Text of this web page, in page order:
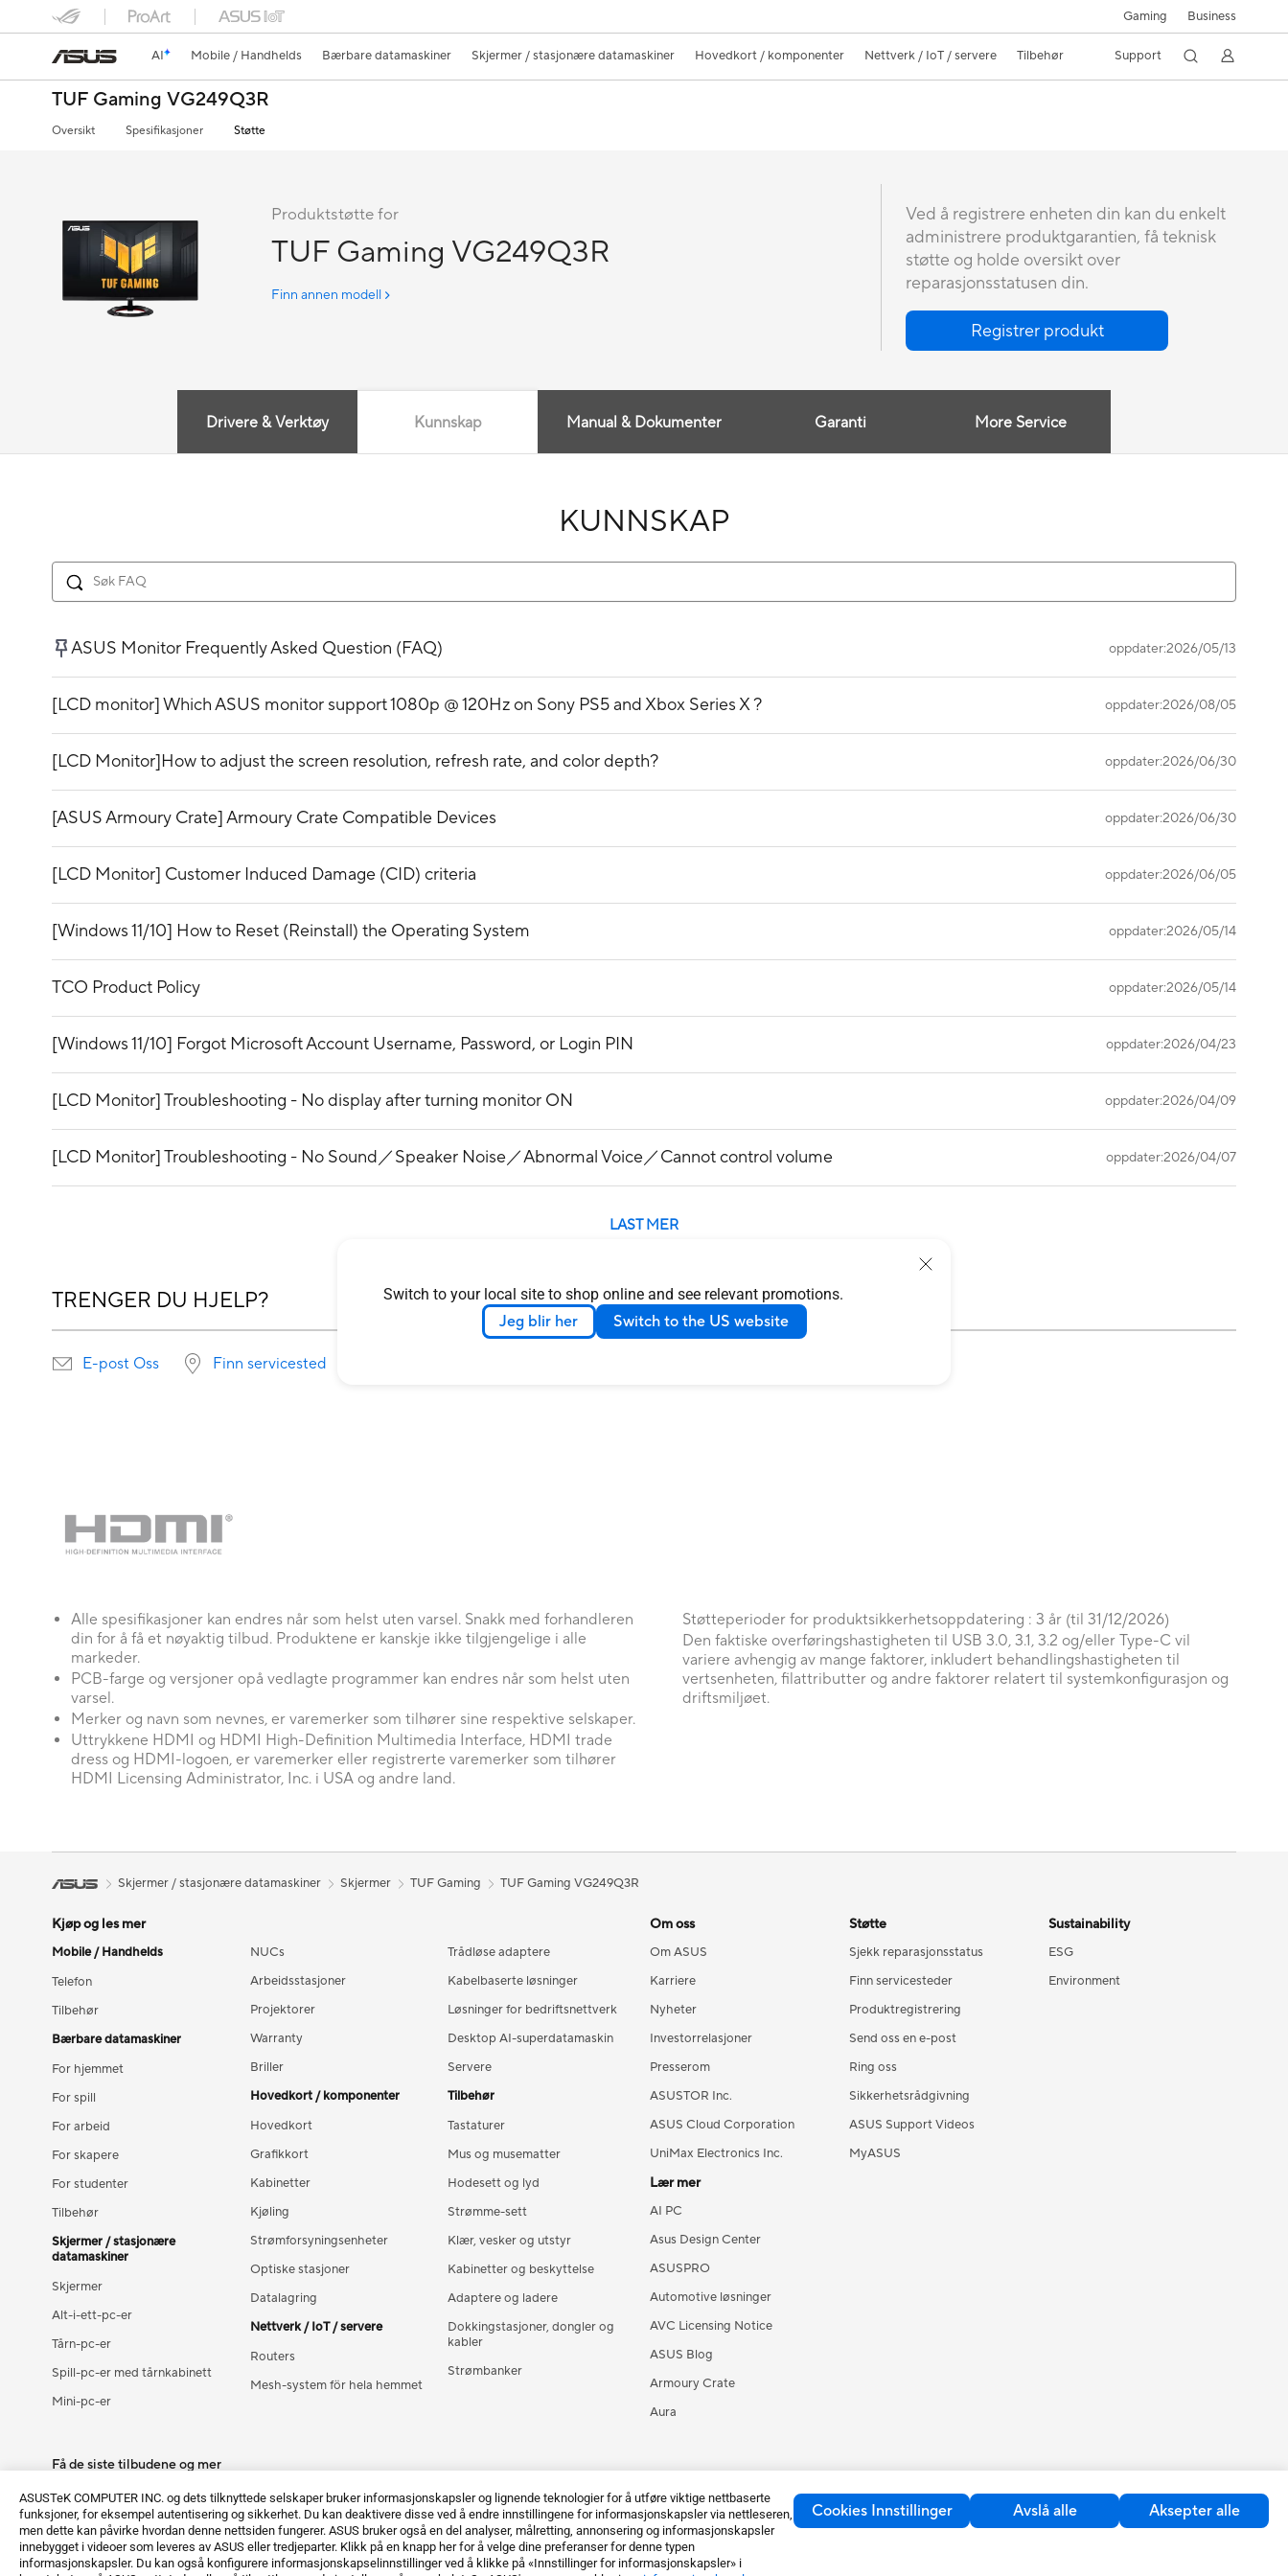
ASUSTeK COMPUTER INC. og dets tilknyttede selskaper bruker informasjonskapsler og lignende teknologier for å utføre viktige nettbaserte
funksjoner, for eksempel autentisering og sikkerhet. Du kan deaktivere disse ved å endre innstillingene for informasjonskapsler via nettleseren,
men dette kan påvirke hvordan denne nettsiden fungerer. ASUS bruker også en del analyser, målretting, annonsering og informasjonskapsler
innebygget i videoer som leveres av ASUS eller tredjeparter. Klikk på en knapp her for å velge dine preferanser for denne typen
informasjonskapsler. Du kan også konfigurere informasjonskapselinnstillinger ved å klikke på «Innstillinger for informasjonskapsler» i
Cookies Innstillinger Avslå alle Aksepter alle
Switch to your local site to shop online and see relevant promotions.
Jeg blir her Switch to the US website
Gaming Business
AI Mobile / Handhelds Bærbare datamaskiner Skjermer / stasjonære datamaskiner Hovedkort / komponenter Nettverk / IoT / servere Tilbehør Support
TUF Gaming VG249Q3R
Oversikt Spesifikasjoner Støtte
Produktstøtte for
TUF Gaming VG249Q3R
Finn annen modell
Ved å registrere enheten din kan du enkelt
administrere produktgarantien, få teknisk
støtte og holde oversikt over
reparasjonsstatusen din.
Registrer produkt
Drivere & Verktøy Kunnskap Manual & Dokumenter Garanti More Service
KUNNSKAP
TRENGER DU HJELP?
E-post Oss Finn servicested
ASUS Monitor Frequently Asked Question (FAQ) oppdater:2026/05/13
[LCD monitor] Which ASUS monitor support 1080p @ 120Hz on Sony PS5 and Xbox Series X ? oppdater:2026/08/05
[LCD Monitor]How to adjust the screen resolution, refresh rate, and color depth? oppdater:2026/06/30
[ASUS Armoury Crate] Armoury Crate Compatible Devices oppdater:2026/06/30
[LCD Monitor] Customer Induced Damage (CID) criteria oppdater:2026/06/05
[Windows 11/10] How to Reset (Reinstall) the Operating System oppdater:2026/05/14
TCO Product Policy oppdater:2026/05/14
[Windows 11/10] Forgot Microsoft Account Username, Password, or Login PIN oppdater:2026/04/23
[LCD Monitor] Troubleshooting - No display after turning monitor ON oppdater:2026/04/09
[LCD Monitor] Troubleshooting - No Sound／Speaker Noise／Abnormal Voice／Cannot control volume oppdater:2026/04/07
LAST MER
Alle spesifikasjoner kan endres når som helst uten varsel. Snakk med forhandleren
din for å få et nøyaktig tilbud. Produktene er kanskje ikke tilgjengelige i alle
markeder.
PCB-farge og versjoner opå vedlagte programmer kan endres når som helst uten
varsel.
Merker og navn som nevnes, er varemerker som tilhører sine respektive selskaper.
Uttrykkene HDMI og HDMI High-Definition Multimedia Interface, HDMI trade
dress og HDMI-logoen, er varemerker eller registrerte varemerker som tilhører
HDMI Licensing Administrator, Inc. i USA og andre land.
Støtteperioder for produktsikkerhetsoppdatering : 3 år (til 31/12/2026)
Den faktiske overføringshastigheten til USB 3.0, 3.1, 3.2 og/eller Type-C vil
variere avhengig av mange faktorer, inkludert behandlingshastigheten til
vertsenheten, filattributter og andre faktorer relatert til systemkonfigurasjon og
driftsmiljøet.
Skjermer / stasjonære datamaskiner Skjermer TUF Gaming TUF Gaming VG249Q3R
Kjøp og les mer
Mobile / Handhelds
Telefon
Tilbehør
Bærbare datamaskiner
For hjemmet
For spill
For arbeid
For skapere
For studenter
Tilbehør
Skjermer / stasjonære
datamaskiner
Skjermer
Alt-i-ett-pc-er
Tårn-pc-er
Spill-pc-er med tårnkabinett
Mini-pc-er
NUCs
Arbeidsstasjoner
Projektorer
Warranty
Briller
Hovedkort / komponenter
Hovedkort
Grafikkort
Kabinetter
Kjøling
Strømforsyningsenheter
Optiske stasjoner
Datalagring
Nettverk / IoT / servere
Routers
Mesh-system för hela hemmet
Trådløse adaptere
Kabelbaserte løsninger
Løsninger for bedriftsnettverk
Desktop AI-superdatamaskin
Servere
Tilbehør
Tastaturer
Mus og musematter
Hodesett og lyd
Strømme-sett
Klær, vesker og utstyr
Kabinetter og beskyttelse
Adaptere og ladere
Dokkingstasjoner, dongler og
kabler
Strømbanker
Om oss
Om ASUS
Karriere
Nyheter
Investorrelasjoner
Presserom
ASUSTOR Inc.
ASUS Cloud Corporation
UniMax Electronics Inc.
Lær mer
AI PC
Asus Design Center
ASUSPRO
Automotive løsninger
AVC Licensing Notice
ASUS Blog
Armoury Crate
Aura
Støtte
Sjekk reparasjonsstatus
Finn servicesteder
Produktregistrering
Send oss en e-post
Ring oss
Sikkerhetsrådgivning
ASUS Support Videos
MyASUS
Sustainability
ESG
Environment
Få de siste tilbudene og mer
Registrer deg